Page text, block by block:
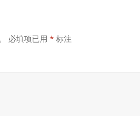
必填项已用* 标注